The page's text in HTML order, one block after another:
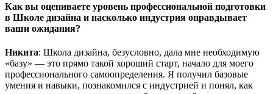
Как вы оцениваете уровень профессиональной подготовки
в Школе дизайна и насколько индустрия оправдывает
ваши ожидания?
Никита: Школа дизайна, безусловно, дала мне необходимую
«базу» — это прямо такой хороший старт, начало для моего
профессионального самоопределения. Я получил базовые
умения и навыки, познакомился с индустрией и понял, как